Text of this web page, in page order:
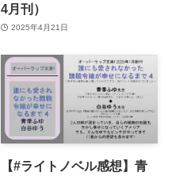
4月刊）
2025年4月21日
【#ライトノベル感想】青